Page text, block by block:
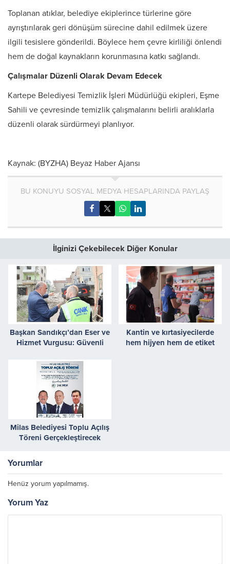
Toplanan atıklar, belediye ekiplerince türlerine göre
ayrıştırılarak geri dönüşüm sürecine dahil edilmek üzere
ilgili tesislere gönderildi. Böylece hem çevre kirliliği önlendi
hem de doğal kaynakların korunmasına katkı sağlandı.
Çalışmalar Düzenli Olarak Devam Edecek
Kartepe Belediyesi Temizlik İşleri Müdürlüğü ekipleri, Eşme
Sahili ve çevresinde temizlik çalışmalarını belirli aralıklarla
düzenli olarak sürdürmeyi planlıyor.
Kaynak: (BYZHA) Beyaz Haber Ajansı
BU KONUYU SOSYAL MEDYA HESAPLARINDA PAYLAŞ
İlginizi Çekebilecek Diğer Konular
Başkan Sandıkçı’dan Eser ve
Hizmet Vurgusu: Güvenli
Modern Parklar
Kantin ve kırtasiyecilerde
hem hijyen hem de etiket
Milas Belediyesi Toplu Açılış
Töreni Gerçekleştirecek
Yorumlar
Henüz yorum yapılmamış.
Yorum Yaz